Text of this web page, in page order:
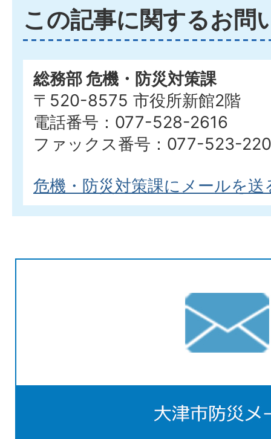
この記事に関するお問
総務部 危機・防災対策課
〒520-8575 市役所新館2階
電話番号：077-528-2616
ファックス番号：077-523-
危機・防災対策課にメールを送